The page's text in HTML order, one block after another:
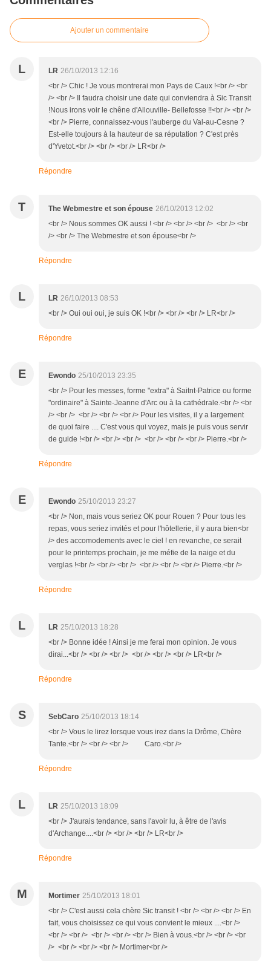
Ajouter un commentaire
L LR 26/10/2013 12:16
<br /> Chic ! Je vous montrerai mon Pays de Caux !<br /> <br
/> <br /> Il faudra choisir une date qui conviendra à Sic Transit
!Nous irons voir le chêne d'Allouville- Bellefosse !!<br /> <br />
<br /> Pierre, connaissez-vous l'auberge du Val-au-Cesne ?
Est-elle toujours à la hauteur de sa réputation ? C'est près
d'Yvetot.<br /> <br /> <br /> LR<br />
Répondre
T The Webmestre et son épouse 26/10/2013 12:02
<br /> Nous sommes OK aussi ! <br /> <br /> <br /> <br /> <br
/> <br /> The Webmestre et son épouse<br />
Répondre
L LR 26/10/2013 08:53
<br /> Oui oui oui, je suis OK !<br /> <br /> <br /> LR<br />
Répondre
E Ewondo 25/10/2013 23:35
<br /> Pour les messes, forme "extra" à Saitnt-Patrice ou forme
"ordinaire" à Sainte-Jeanne d'Arc ou à la cathédrale.<br /> <br
/> <br /> <br /> <br /> <br /> Pour les visites, il y a largement
de quoi faire .... C'est vous qui voyez, mais je puis vous servir
de guide !<br /> <br /> <br /> <br /> <br /> <br /> Pierre.<br />
Répondre
E Ewondo 25/10/2013 23:27
<br /> Non, mais vous seriez OK pour Rouen ? Pour tous les
repas, vous seriez invités et pour l'hôtellerie, il y aura bien<br
/> des accomodements avec le ciel ! en revanche, ce serait
pour le printemps prochain, je me méfie de la naige et du
verglas !<br /> <br /> <br /> <br /> <br /> <br /> Pierre.<br />
Répondre
L LR 25/10/2013 18:28
<br /> Bonne idée ! Ainsi je me ferai mon opinion. Je vous
dirai...<br /> <br /> <br /> <br /> <br /> <br /> LR<br />
Répondre
S SebCaro 25/10/2013 18:14
<br /> Vous le lirez lorsque vous irez dans la Drôme, Chère
Tante.<br /> <br /> <br /> Caro.<br />
Répondre
L LR 25/10/2013 18:09
<br /> J'aurais tendance, sans l'avoir lu, à être de l'avis
d'Archange....<br /> <br /> <br /> LR<br />
Répondre
M Mortimer 25/10/2013 18:01
<br /> C'est aussi cela chère Sic transit ! <br /> <br /> <br /> En
fait, vous choisissez ce qui vous convient le mieux ....<br />
<br /> <br /> <br /> <br /> <br /> Bien à vous.<br /> <br /> <br
/> <br /> <br /> <br /> Mortimer<br />